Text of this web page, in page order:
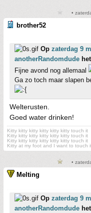
•
brother52
Op zaterdag 9
anotherRandomdude
Fijne avond nog allemaal
Ga zo toch maar slapen
Welterusten.
Goed water drinken!
Kitty kitty kitty kitty kitty kitty touch it
Kitty kitty kitty kitty kitty kitty touch it
Kitty kitty kitty kitty kitty kitty touch it
Kitty at my foot and I want to touch
•
Melting
Op zaterdag 9
anotherRandomdude